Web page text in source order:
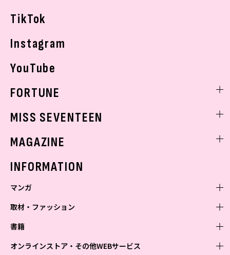
TikTok
Instagram
YouTube
FORTUNE
MISS SEVENTEEN
MAGAZINE
INFORMATION
マンガ
少年マンガ
Vジャンプ
青年マンガ
少女マンガ
取材・ファッション
ファッション・美容
芸能・情報・スポーツ
書籍
文芸・文庫・総合
オンラインストア・その他WEBサービス